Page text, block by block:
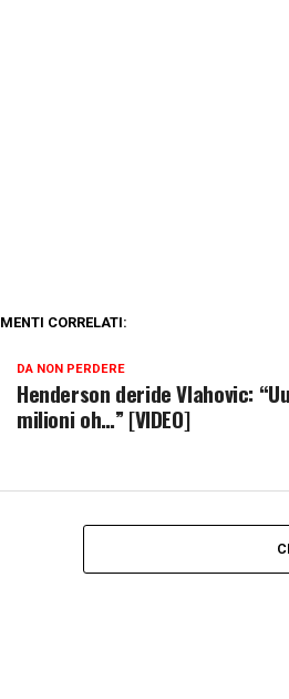
CORRELATI:
DA NON PERDERE
Henderson deride Vlahovic:
milioni oh…” [VIDEO]